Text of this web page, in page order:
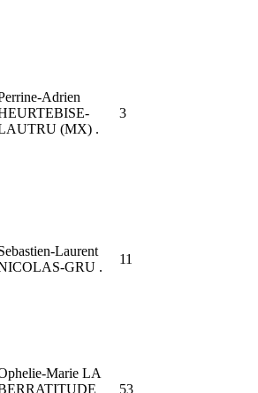
Adrien
(MX) .
3
Laurent
GRU .
11
Marie LA
53